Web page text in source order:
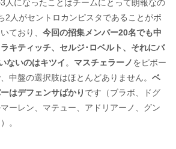
人になったことはチームにとって朗報なの
2人がセントロカンピスタであることがボ
ており、 今回の招集メンバー20名でも中
キティッチ、セルジ･ロベルト、それにバ
ないのはキツイ 。 マスチェラーノをピボー
中盤の選択肢はほとんどありません。 ベ
はデフェンサばかり です（ブラボ、ドグ
ーレン、マテュー、アドリアーノ、グン
。